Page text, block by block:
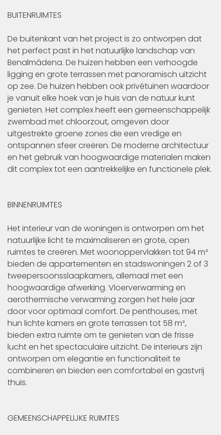
BUITENRUIMTES
De buitenkant van het project is zo ontworpen dat
het perfect past in het natuurlijke landschap van
Benalmádena. De huizen hebben een verhoogde
ligging en grote terrassen met panoramisch uitzicht
op zee. De huizen hebben ook privétuinen waardoor
je vanuit elke hoek van je huis van de natuur kunt
genieten. Het complex heeft een gemeenschappelijk
zwembad met chloorzout, omgeven door
uitgestrekte groene zones die een vredige en
ontspannen sfeer creëren. De moderne architectuur
en het gebruik van hoogwaardige materialen maken
dit complex tot een aantrekkelijke en functionele plek.
BINNENRUIMTES
Het interieur van de woningen is ontworpen om het
natuurlijke licht te maximaliseren en grote, open
ruimtes te creëren. Met woonoppervlakken tot 94 m²
bieden de appartementen en stadswoningen 2 of 3
tweepersoonsslaapkamers, allemaal met een
hoogwaardige afwerking. Vloerverwarming en
aerothermische verwarming zorgen het hele jaar
door voor optimaal comfort. De penthouses, met
hun lichte kamers en grote terrassen tot 58 m²,
bieden extra ruimte om te genieten van de frisse
lucht en het spectaculaire uitzicht. De interieurs zijn
ontworpen om elegantie en functionaliteit te
combineren en bieden een comfortabel en gastvrij
thuis.
GEMEENSCHAPPELIJKE RUIMTES